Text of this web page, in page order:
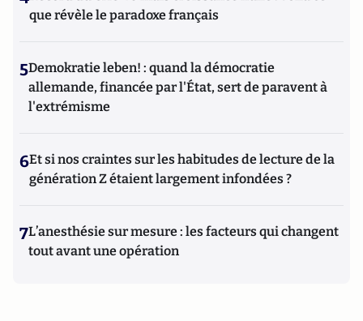
que révèle le paradoxe français
5Demokratie leben! : quand la démocratie
allemande, financée par l'État, sert de paravent à
l'extrémisme
6Et si nos craintes sur les habitudes de lecture de la
génération Z étaient largement infondées ?
7L’anesthésie sur mesure : les facteurs qui changent
tout avant une opération